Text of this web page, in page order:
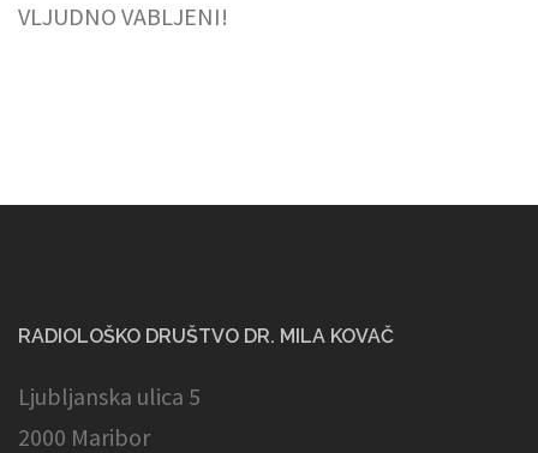
VLJUDNO VABLJENI!
RADIOLOŠKO DRUŠTVO DR. MILA KOVAČ
Ljubljanska ulica 5
2000 Maribor